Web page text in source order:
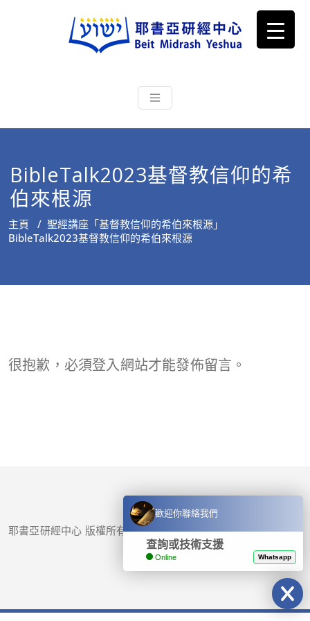
耶書亞研經中心
根源明白聖經，成為更好的門徒
BibleTalk2023基督教信仰的希
伯來根源
主頁 / 聖經講座「基督教信仰的希伯來根源」
BibleTalk2023基督教信仰的希伯來根源
很抱歉，必須登入網站才能發佈留言。
耶書亞研經中心 版權所有 © 2017-2026
歡迎你聯絡我們
查詢或技術支援
Online Whatsapp